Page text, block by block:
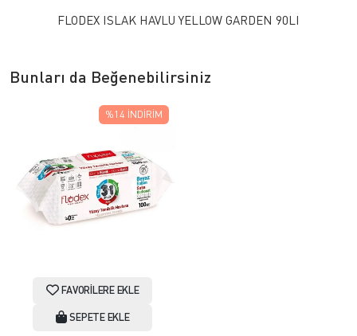
FLODEX ISLAK HAVLU YELLOW GARDEN 90LI
Bunları da Beğenebilirsiniz
FAVORILERE EKLE
SEPETE EKLE
%14 İNDIRIM